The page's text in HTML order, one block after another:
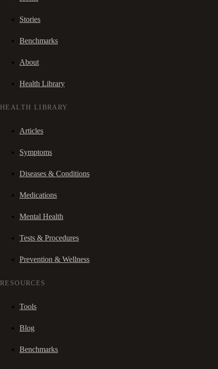
Stories
Benchmarks
About
Health Library
HEALTH LIBRARY
Articles
Symptoms
Diseases & Conditions
Medications
Mental Health
Tests & Procedures
Prevention & Wellness
RESOURCES
Tools
Blog
Benchmarks